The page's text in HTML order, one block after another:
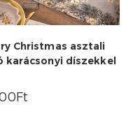
Christmas asztali
karácsonyi díszekkel
Ft